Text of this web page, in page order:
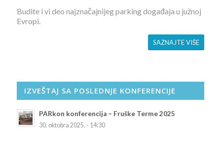
Budite i vi deo najznačajnijeg parking događaja u južnoj
Evropi.
SAZNAJTE VIŠE
IZVEŠTAJ SA POSLEDNJE KONFERENCIJE
PARkon konferencija – Fruške Terme 2025
30. oktobra 2025. - 14:30